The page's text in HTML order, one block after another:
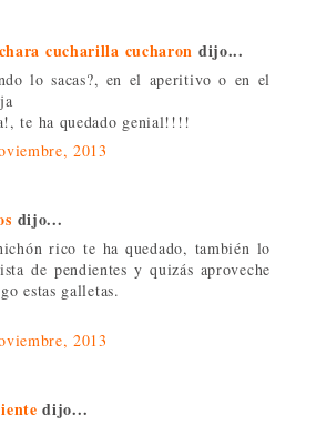
cucharilla cucharon dijo...
lo sacas?, en el aperitivo o en el
te ha quedado genial!!!!
2013
dijo...
rico te ha quedado, también lo
de pendientes y quizás aproveche
estas galletas.
2013
dijo...